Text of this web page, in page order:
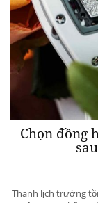
Chọn đồng
Thanh lịch trường